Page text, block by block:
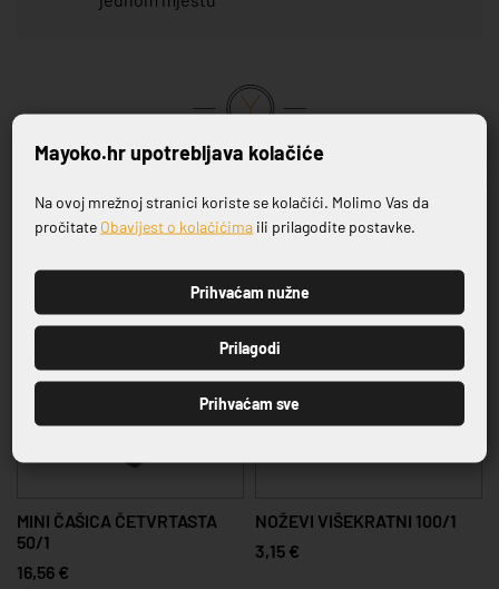
VRHUNSKA KVALITETA PROIZVODA
Povezani proizvodi
MINI ČAŠICA ČETVRTASTA
50/1
16,56 €
NOŽEVI VIŠEKRATNI 100/1
3,15 €
Prijavite se na naš newsletter
PRIJAVI SE
Mayoko.hr upotrebljava kolačiće
Na ovoj mrežnoj stranici koriste se kolačići. Molimo Vas da
pročitate Obavijest o kolačićima ili prilagodite postavke.
Prihvaćam nužne
Prilagodi
Prihvaćam sve